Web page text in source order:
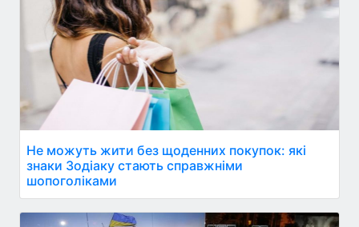
Не можуть жити без щоденних покупок: які
знаки Зодіаку стають справжніми
шопоголіками